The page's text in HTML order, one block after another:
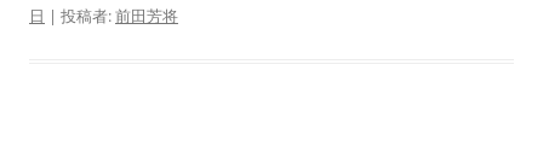
日 | 投稿者:前田芳将